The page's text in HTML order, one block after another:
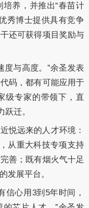
养，并推出“春苗计
秀博士提供具有竞争
还可获得项目奖励与
度与高度。”余圣发表
码，都有可能应用于
级专家的带领下，直
跃迁。
悦远来的人才环境：
从重大科技专项支持
善；既有烟火气十足
发展平台。
信心用3到5年时间，